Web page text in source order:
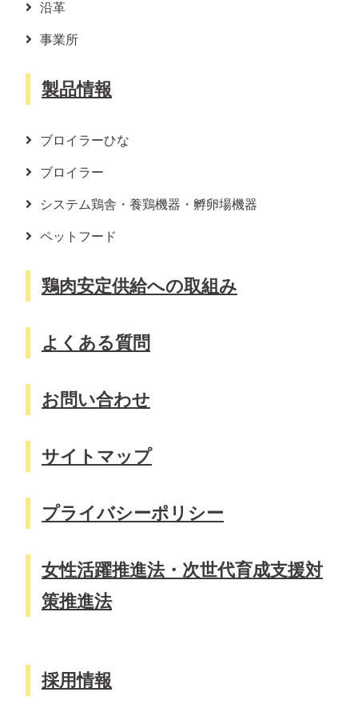
沿革
事業所
製品情報
ブロイラーひな
ブロイラー
システム鶏舎・養鶏機器・孵卵場機器
ペットフード
鶏肉安定供給への取組み
よくある質問
お問い合わせ
サイトマップ
プライバシーポリシー
女性活躍推進法・次世代育成支援対
策推進法
採用情報